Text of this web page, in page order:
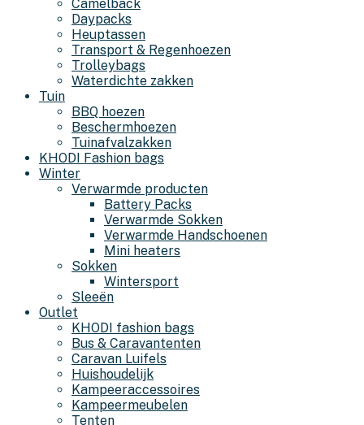
Camelback
Daypacks
Heuptassen
Transport & Regenhoezen
Trolleybags
Waterdichte zakken
Tuin
BBQ hoezen
Beschermhoezen
Tuinafvalzakken
KHODI Fashion bags
Winter
Verwarmde producten
Battery Packs
Verwarmde Sokken
Verwarmde Handschoenen
Mini heaters
Sokken
Wintersport
Sleeën
Outlet
KHODI fashion bags
Bus & Caravantenten
Caravan Luifels
Huishoudelijk
Kampeeraccessoires
Kampeermeubelen
Tenten